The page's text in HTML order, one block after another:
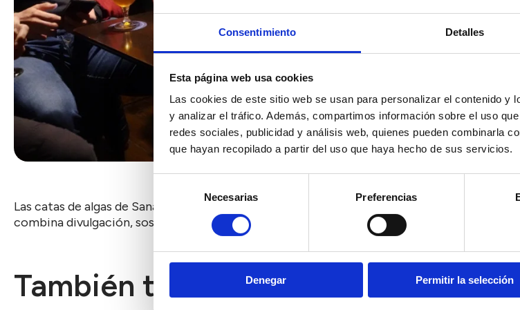
Consentimiento Detalles
Esta página web usa cookies
Las cookies de este sitio web se usan para personalizar el contenido y
y analizar el tráfico. Además, compartimos información sobre el uso
redes sociales, publicidad y análisis web, quienes pueden combinarla
que hayan recopilado a partir del uso que haya hecho de sus servicios.
consentimiento
Necesarias Preferencias
Denegar Permitir la selección
Las catas de algas de Sanamares acercan al público el valor ecológico de estas especies
combina divulgación, sostenibilidad y gastronomía para fomentar el conocimiento y el
También te puede interesar...